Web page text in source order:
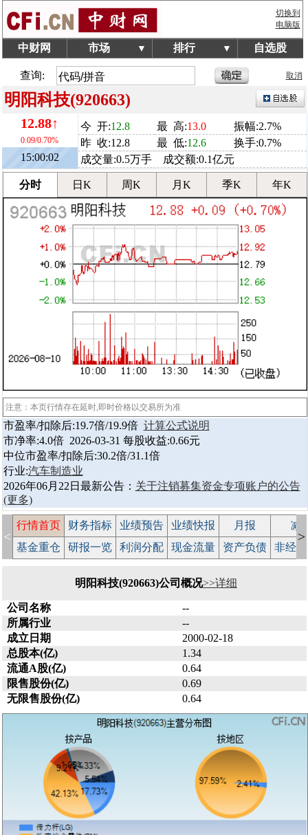
切换到
电脑版
中财网 市场 ▼ 排行 ▼ 自选股
查询: 取消
明阳科技(920663)
12.88↑
0.09/0.70%
15:00:02
今 开:12.8 最 高:13.0
振幅:2.7%
昨 收:12.8
最 低:12.6
换手:0.7%
成交量:0.5万手 成交额:0.1亿元
分时 日K 周K 月K 季K 年K
注意：本页行情存在延时,即时价格以交易所为准
市盈率/扣除后:19.7倍/19.9倍 计算公式说明
市净率:4.0倍 2026-03-31 每股收益:0.66元
中位市盈率/扣除后:30.2倍/31.1倍
行业:汽车制造业
2026年06月22日最新公告： 关于注销募集资金专项账户的公告
(更多)
<
行情首页 财务指标 业绩预告 业绩快报 月报
减
基金重仓
研报一览 利润分配 现金流量 资产负债 非经
>
明阳科技(920663)公司概况>>详细
公司名称
--
所属行业
--
成立日期
2000-02-18
总股本(亿)
1.34
流通A股(亿)
0.64
限售股份(亿)
0.69
无限售股份(亿)
0.64